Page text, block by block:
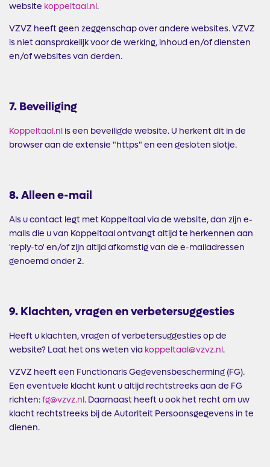
website koppeltaal.nl.
VZVZ heeft geen zeggenschap over andere websites. VZVZ
is niet aansprakelijk voor de werking, inhoud en/of diensten
en/of websites van derden.
7. Beveiliging
Koppeltaal.nl is een beveiligde website. U herkent dit in de
browser aan de extensie "https" en een gesloten slotje.
8. Alleen e-mail
Als u contact legt met Koppeltaal via de website, dan zijn e-
mails die u van Koppeltaal ontvangt altijd te herkennen aan
'reply-to' en/of zijn altijd afkomstig van de e-mailadressen
genoemd onder 2.
9. Klachten, vragen en verbetersuggesties
Heeft u klachten, vragen of verbetersuggesties op de
website? Laat het ons weten via koppeltaal@vzvz.nl.
VZVZ heeft een Functionaris Gegevensbescherming (FG).
Een eventuele klacht kunt u altijd rechtstreeks aan de FG
richten:fg@vzvz.nl. Daarnaast heeft u ook het recht om uw
klacht rechtstreeks bij de Autoriteit Persoonsgegevens in te
dienen.